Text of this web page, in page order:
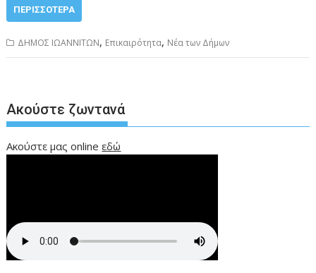
ΠΕΡΙΣΣΌΤΕΡΑ
ΔΗΜΟΣ ΙΩΑΝΝΙΤΩΝ, Επικαιρότητα, Νέα των Δήμων
Ακούστε ζωντανά
Ακούστε μας onlineεδώ